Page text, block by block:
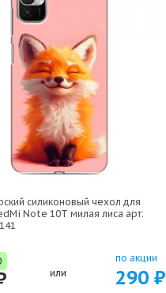
силиконовый чехол для
Note 10T милая лиса арт:
или
по акции
290 ₽